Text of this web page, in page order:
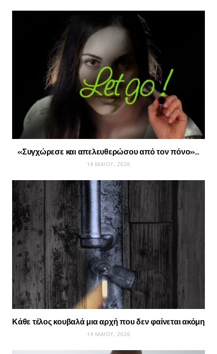
«Συγχώρεσε και απελευθερώσου από τον πόνο»…
14 ΜΑΪ́ΟΥ, 2026
Κάθε τέλος κουβαλά μια αρχή που δεν φαίνεται ακόμη
14 ΜΑΪ́ΟΥ, 2026